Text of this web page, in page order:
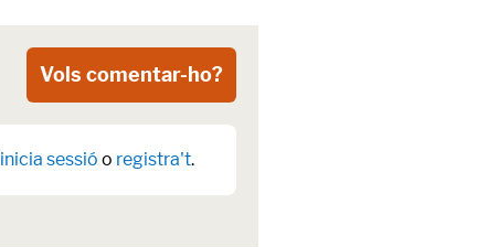
Vols comentar-ho?
inicia sessió o registra't.